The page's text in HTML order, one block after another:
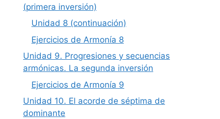
(primera inversión)
Unidad 8 (continuación)
Ejercicios de Armonía 8
Unidad 9. Progresiones y secuencias
armónicas. La segunda inversión
Ejercicios de Armonía 9
Unidad 10. El acorde de séptima de
dominante